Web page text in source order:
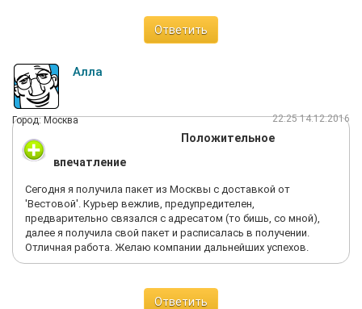
Ответить
Алла
Город: Москва 22:25 14.12.2016
Положительное
впечатление
Сегодня я получила пакет из Москвы с доставкой от
'Вестовой'. Курьер вежлив, предупредителен,
предварительно связался с адресатом (то бишь, со мной),
далее я получила свой пакет и расписалась в получении.
Отличная работа. Желаю компании дальнейших успехов.
Ответить